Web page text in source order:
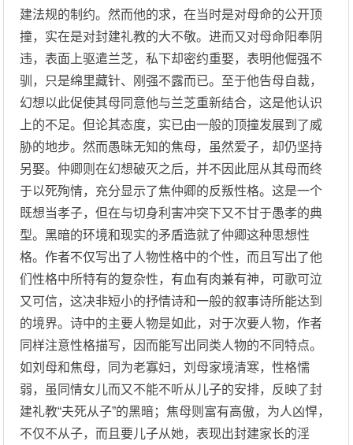
建法规的制约。然而他的求，在当时是对母命的公开顶
撞，实在是对封建礼教的大不敬。进而又对母命阳奉阴
违，表面上驱遣兰芝，私下却密约重娶，表明他倔强不
驯，只是绵里藏针、刚强不露而已。至于他告母自裁，
幻想以此促使其母同意他与兰芝重新结合，这是他认识
上的不足。但论其态度，实已由一般的顶撞发展到了威
胁的地步。然而愚昧无知的焦母，虽然爱子，却仍坚持
另娶。仲卿则在幻想破灭之后，并不因此屈从其母而终
于以死殉情，充分显示了焦仲卿的反叛性格。这是一个
既想当孝子，但在与切身利害冲突下又不甘于愚孝的典
型。黑暗的环境和现实的矛盾造就了仲卿这种思想性
格。作者不仅写出了人物性格中的个性，而且写出了他
们性格中所特有的复杂性，有血有肉兼有神，可歌可泣
又可信，这决非短小的抒情诗和一般的叙事诗所能达到
的境界。诗中的主要人物是如此，对于次要人物，作者
同样注意性格描写，因而能写出同类人物的不同特点。
如刘母和焦母，同为老寡妇，刘母家境清寒，性格懦
弱，虽同情女儿而又不能不听从儿子的安排，反映了封
建礼教“夫死从子”的黑暗；焦母则富有高傲，为人凶悍，
不仅不从子，而且要儿子从她，表现出封建家长的淫